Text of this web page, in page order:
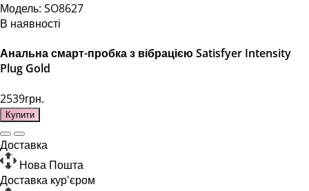
Модель: SO8627
В наявності
Анальна смарт-пробка з вібрацією Satisfyer Intensity
Plug Gold
2539грн.
Купити
Доставка
Нова Пошта
Доставка кур'єром